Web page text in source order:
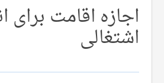
اجازه اقامت برای
اشتغالی